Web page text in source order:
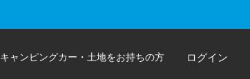
キャンピングカー・土地をお持ちの方 ログイン